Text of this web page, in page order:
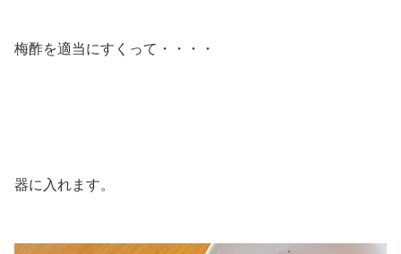
梅酢を適当にすくって・・・・
器に入れます。